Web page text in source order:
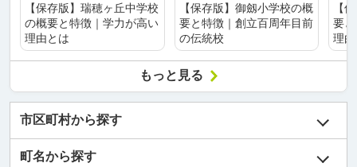
【保存版】瑞穂ヶ丘中学校
の概要と特徴｜学力が高い
理由とは
【保存版】御劔小学校の概
要と特徴｜創立百周年目前
の伝統校
【
要
理
もっと見る
市区町村から探す
町名から探す